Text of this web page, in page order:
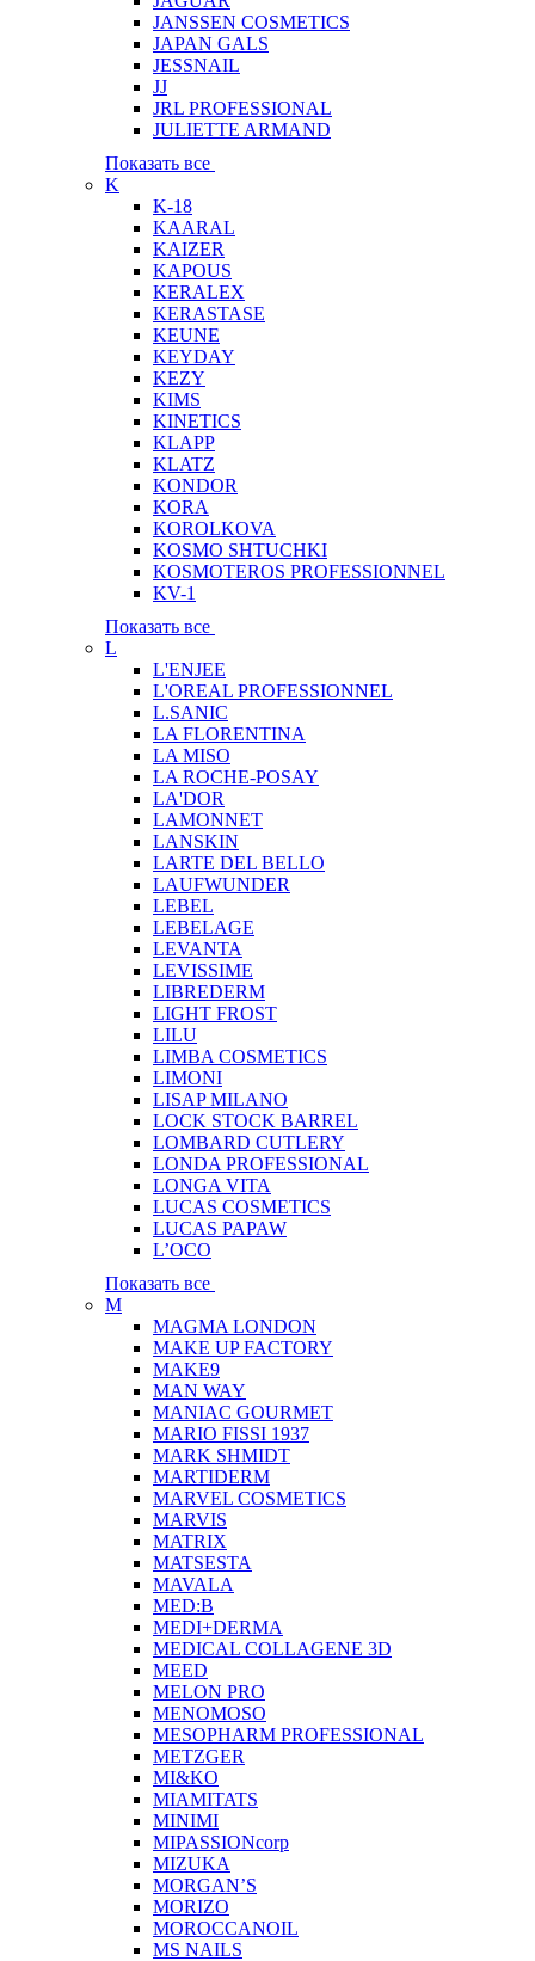
JANSSEN COSMETICS
JAPAN GALS
JESSNAIL
JJ
JRL PROFESSIONAL
JULIETTE ARMAND
Показать все
K
K-18
KAARAL
KAIZER
KAPOUS
KERALEX
KERASTASE
KEUNE
KEYDAY
KEZY
KIMS
KINETICS
KLAPP
KLATZ
KONDOR
KORA
KOROLKOVA
KOSMO SHTUCHKI
KOSMOTEROS PROFESSIONNEL
KV-1
Показать все
L
L'ENJEE
L'OREAL PROFESSIONNEL
L.SANIC
LA FLORENTINA
LA MISO
LA ROCHE-POSAY
LA'DOR
LAMONNET
LANSKIN
LARTE DEL BELLO
LAUFWUNDER
LEBEL
LEBELAGE
LEVANTA
LEVISSIME
LIBREDERM
LIGHT FROST
LILU
LIMBA COSMETICS
LIMONI
LISAP MILANO
LOCK STOCK BARREL
LOMBARD CUTLERY
LONDA PROFESSIONAL
LONGA VITA
LUCAS COSMETICS
LUCAS PAPAW
L’OCO
Показать все
M
MAGMA LONDON
MAKE UP FACTORY
MAKE9
MAN WAY
MANIAC GOURMET
MARIO FISSI 1937
MARK SHMIDT
MARTIDERM
MARVEL COSMETICS
MARVIS
MATRIX
MATSESTA
MAVALA
MED:B
MEDI+DERMA
MEDICAL COLLAGENE 3D
MEED
MELON PRO
MENOMOSO
MESOPHARM PROFESSIONAL
METZGER
MI&KO
MIAMITATS
MINIMI
MIPASSIONcorp
MIZUKA
MORGAN’S
MORIZO
MOROCCANOIL
MS NAILS